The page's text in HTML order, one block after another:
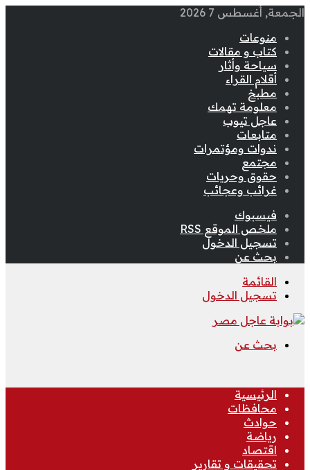
الجمعة, أغسطس 7 2026
منوعات
كتاب و مقالات
سياحة وأثار
أقلام القراء
مطبخ
معلومة تهمك
عاجل تيوب
متابعات
ندوات ومؤتمرات
مجتمع
حقوق وحريات
غرائب وعجائب
فيسبوك
ملخص الموقع RSS
تسجيل الدخول
بحث عن
القائمة
تسجيل الدخول
بحث عن
الرئيسية
محافظات
حوادث
رياضة
اقتصاد
تحقيقات و تقارير